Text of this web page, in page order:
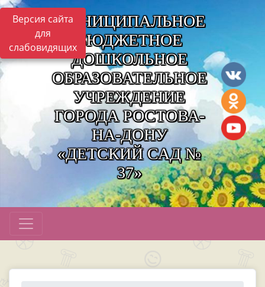
Версия сайта
для
слабовидящих
МУНИЦИПАЛЬНОЕ
БЮДЖЕТНОЕ
ДОШКОЛЬНОЕ
ОБРАЗОВАТЕЛЬНОЕ
УЧРЕЖДЕНИЕ
ГОРОДА РОСТОВА-
НА-ДОНУ
«ДЕТСКИЙ САД №
37»